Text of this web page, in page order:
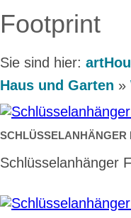
Footprint
Sie sind hier:
Haus und Garten »
SCHLÜSSELANHÄNGER
Schlüsselanhänger